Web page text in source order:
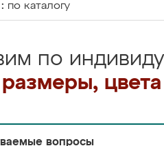
по каталогу
по
вопросы